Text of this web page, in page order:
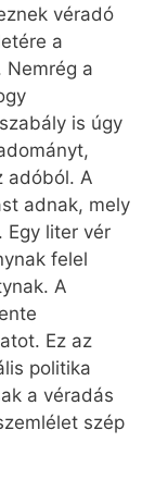
véradó
a
Nemrég a
is úgy
adóból. A
adnak, mely
liter vér
felel
A
Ez az
politika
a véradás
szép